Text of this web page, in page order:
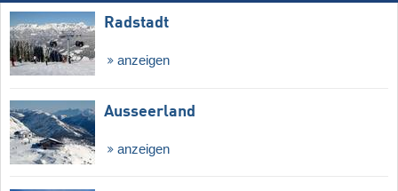
Radstadt
anzeigen
Ausseerland
anzeigen